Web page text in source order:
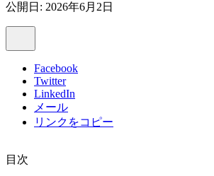
公開日: 2026年6月2日
Facebook
Twitter
LinkedIn
メール
リンクをコピー
目次